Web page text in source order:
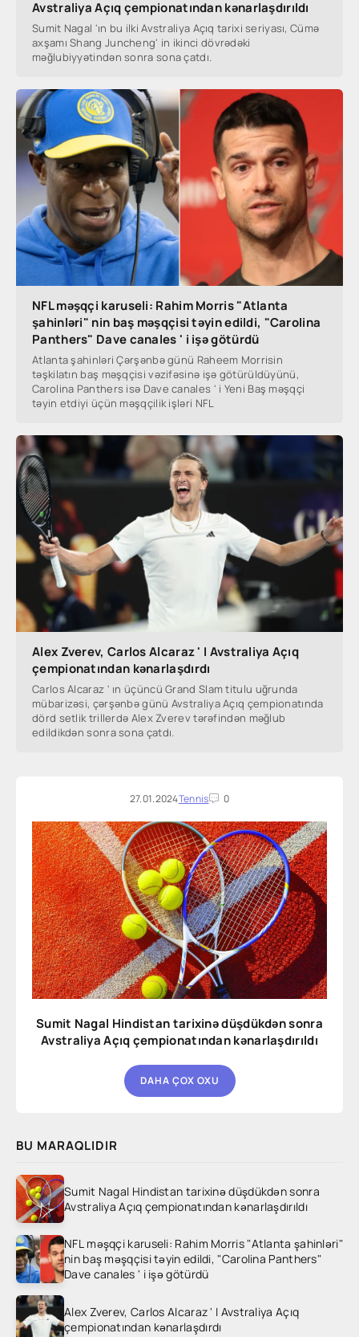
Avstraliya Açıq çempionatından kənarlaşdırıldı
Sumit Nagal 'ın bu ilki Avstraliya Açıq tarixi seriyası, Cümə
axşamı Shang Juncheng' in ikinci dövrədəki
məğlubiyyətindən sonra sona çatdı.
NFL məşqçi karuseli: Rahim Morris "Atlanta
şahinləri" nin baş məşqçisi təyin edildi, "Carolina
Panthers" Dave canales ' i işə götürdü
Atlanta şahinləri Çərşənbə günü Raheem Morrisin
təşkilatın baş məşqçisi vəzifəsinə işə götürüldüyünü,
Carolina Panthers isə Dave canales ' i Yeni Baş məşqçi
təyin etdiyi üçün məşqçilik işləri NFL
Alex Zverev, Carlos Alcaraz ' I Avstraliya Açıq
çempionatından kənarlaşdırdı
Carlos Alcaraz ' ın üçüncü Grand Slam titulu uğrunda
mübarizəsi, çərşənbə günü Avstraliya Açıq çempionatında
dörd setlik trillerdə Alex Zverev tərəfindən məğlub
edildikdən sonra sona çatdı.
27.01.2024Tennis 0
Sumit Nagal Hindistan tarixinə düşdükdən sonra
Avstraliya Açıq çempionatından kənarlaşdırıldı
DAHA ÇOX OXU
BU MARAQLIDIR
Sumit Nagal Hindistan tarixinə düşdükdən sonra
Avstraliya Açıq çempionatından kənarlaşdırıldı
NFL məşqçi karuseli: Rahim Morris "Atlanta şahinləri"
nin baş məşqçisi təyin edildi, "Carolina Panthers"
Dave canales ' i işə götürdü
Alex Zverev, Carlos Alcaraz ' I Avstraliya Açıq
çempionatından kənarlaşdırdı